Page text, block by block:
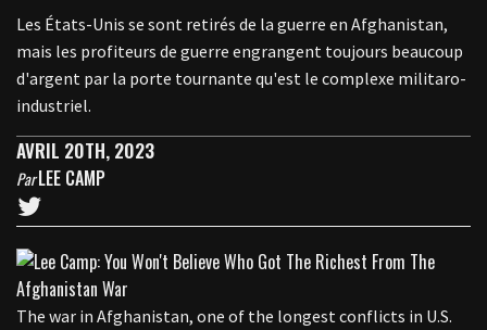
Les États-Unis se sont retirés de la guerre en Afghanistan,
mais les profiteurs de guerre engrangent toujours beaucoup
d'argent par la porte tournante qu'est le complexe militaro-
industriel.
AVRIL 20TH, 2023
ParLEE CAMP
The war in Afghanistan, one of the longest conflicts in U.S.